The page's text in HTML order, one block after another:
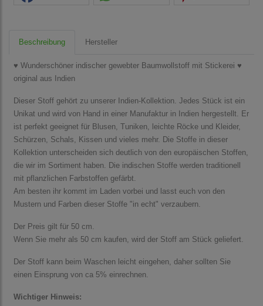
Beschreibung Hersteller
♥ Wunderschöner indischer gewebter Baumwollstoff mit Stickerei ♥
original aus Indien
Dieser Stoff gehört zu unserer Indien-Kollektion. Jedes Stück ist ein
Unikat und wird von Hand in einer Manufaktur in Indien hergestellt. Er
ist perfekt geeignet für Blusen, Tuniken, leichte Röcke und Kleider,
Schürzen, Schals, Kissen und vieles mehr. Die Stoffe in dieser
Kollektion unterscheiden sich deutlich von den europäischen Stoffen,
die wir im Sortiment haben. Die indischen Stoffe werden traditionell
mit pflanzlichen Farbstoffen gefärbt.
Am besten ihr kommt im Laden vorbei und lasst euch von den
Mustern und Farben dieser Stoffe "in echt" verzaubern.
Der Preis gilt für 50 cm.
Wenn Sie mehr als 50 cm kaufen, wird der Stoff am Stück geliefert.
Der Stoff kann beim Waschen leicht eingehen, daher sollten Sie
einen Einsprung von ca 5% einrechnen.
Wichtiger Hinweis: